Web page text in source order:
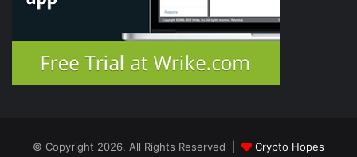
© Copyright 2026, All Rights Reserved | Crypto Hopes